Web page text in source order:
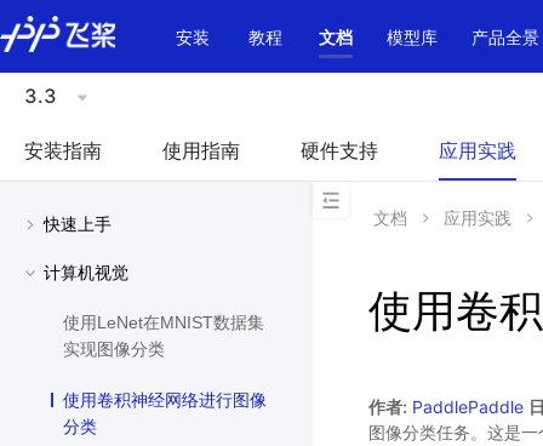
\u200E
安装
教程 文档 模型库 产品全景
3.3
安装指南 使用指南 硬件支持 应用实践
快速上手
计算机视觉
使用LeNet在MNIST数据集
实现图像分类
使用卷积神经网络进行图像
分类
文档 应用实践
使用卷
作者: PaddlePaddle
图像分类任务。这是